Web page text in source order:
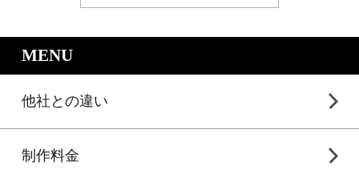
MENU｜LP制作.jpのサービスメニュー
他社との違い
制作料金